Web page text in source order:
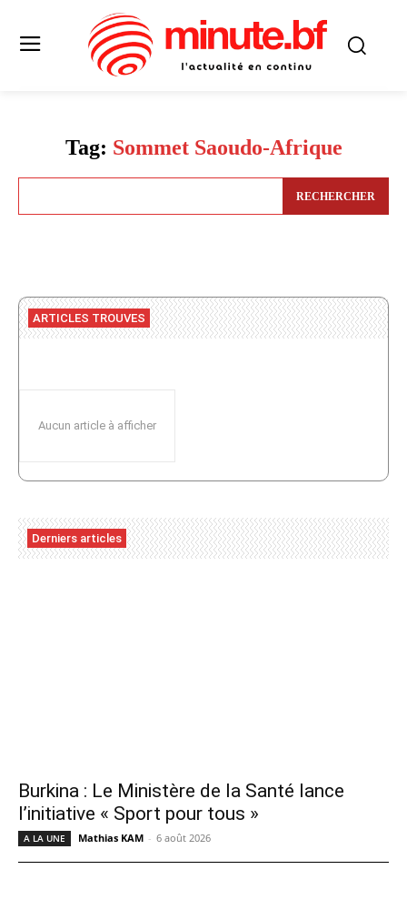
Tag: Sommet Saoudo-Afrique
RECHERCHER
ARTICLES TROUVES
Aucun article à afficher
Derniers articles
Burkina : Le Ministère de la Santé lance
l’initiative « Sport pour tous »
A LA UNE Mathias KAM - 6 août 2026